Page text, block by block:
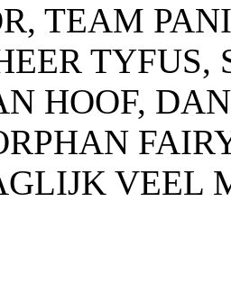
TEAM
TYFUS,
HOOF,
VEEL